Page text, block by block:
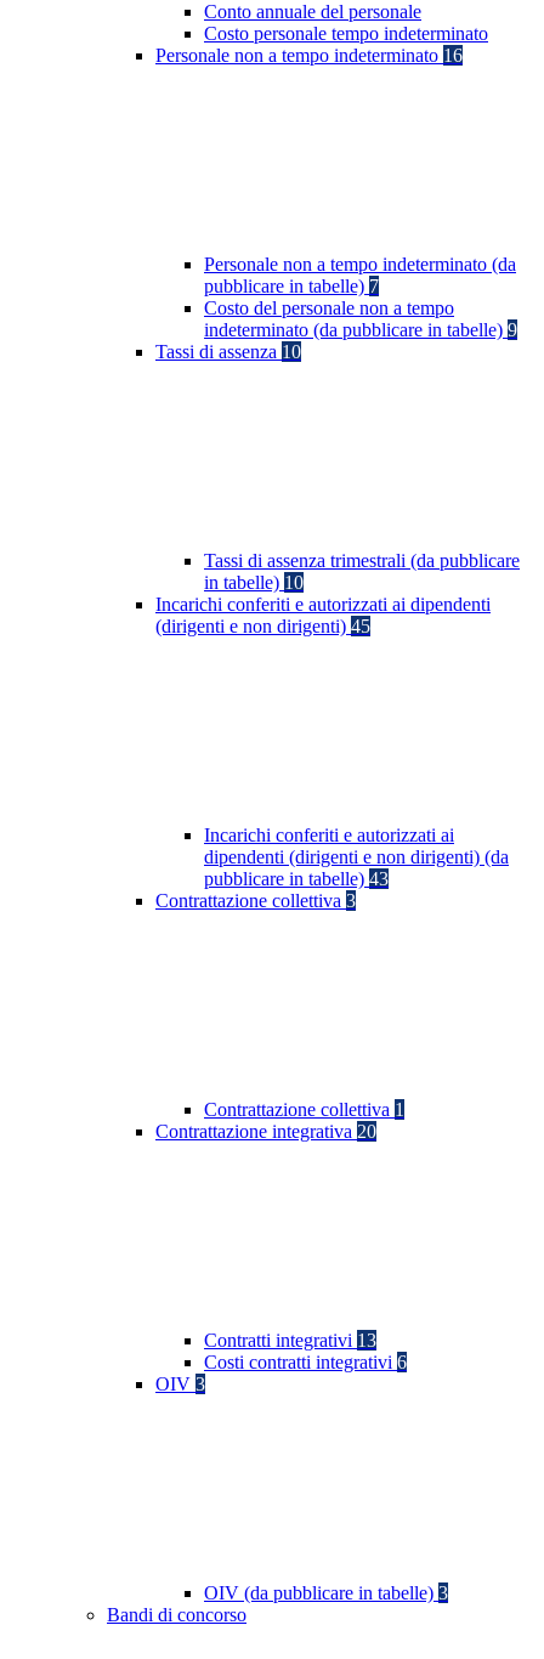
Conto annuale del personale
Costo personale tempo indeterminato
Personale non a tempo indeterminato 16
Personale non a tempo indeterminato (da
pubblicare in tabelle) 7
Costo del personale non a tempo
indeterminato (da pubblicare in tabelle) 9
Tassi di assenza 10
Tassi di assenza trimestrali (da pubblicare
in tabelle) 10
Incarichi conferiti e autorizzati ai dipendenti
(dirigenti e non dirigenti) 45
Incarichi conferiti e autorizzati ai
dipendenti (dirigenti e non dirigenti) (da
pubblicare in tabelle) 43
Contrattazione collettiva 3
Contrattazione collettiva 1
Contrattazione integrativa 20
Contratti integrativi 13
Costi contratti integrativi 6
OIV 3
OIV (da pubblicare in tabelle) 3
Bandi di concorso